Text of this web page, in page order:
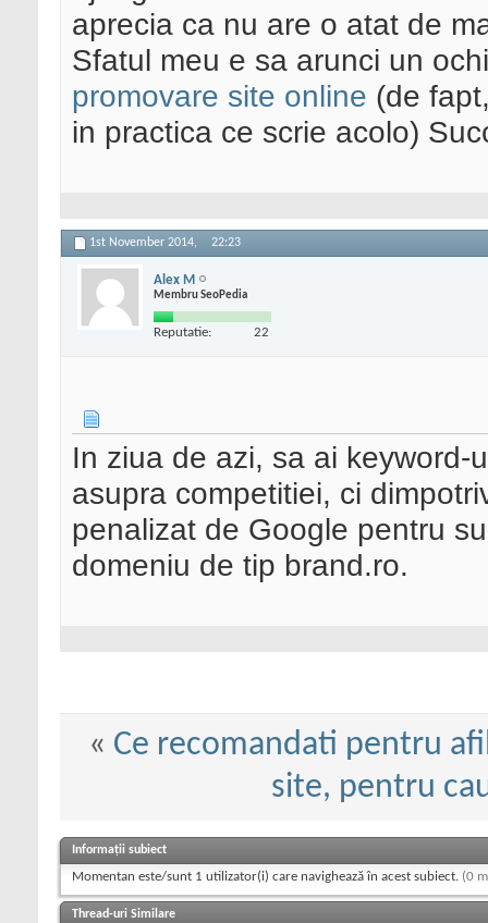
aprecia ca nu are o atat de
Sfatul meu e sa arunci un
promovare site online (de
in practica ce scrie acolo)
1st November 2014, 22:23
Alex M
Membru SeoPedia
Reputatie: 22
In ziua de azi, sa ai keyword-
asupra competitiei, ci
penalizat de Google pentru
domeniu de tip brand.ro.
« Ce recomandati pentru
site, pentru
Informații subiect
Momentan este/sunt 1 utilizator(i) care navighează în acest subiect. (0
Thread-uri Similare